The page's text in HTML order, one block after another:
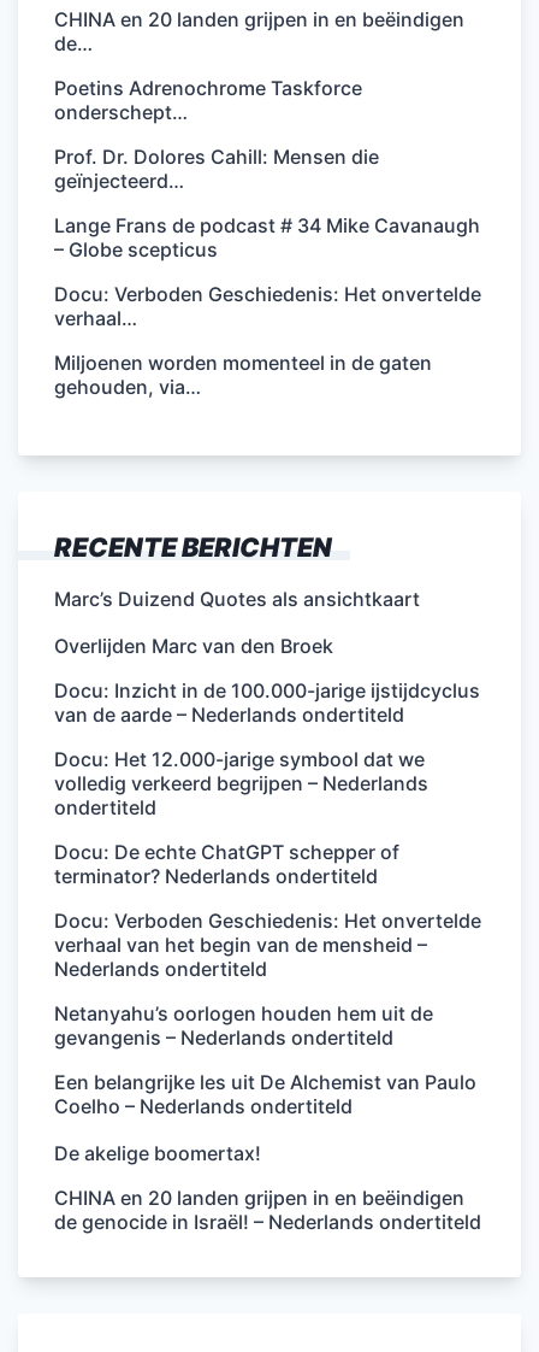
CHINA en 20 landen grijpen in en beëindigen
de…
Poetins Adrenochrome Taskforce
onderschept…
Prof. Dr. Dolores Cahill: Mensen die
geïnjecteerd…
Lange Frans de podcast # 34 Mike Cavanaugh
– Globe scepticus
Docu: Verboden Geschiedenis: Het onvertelde
verhaal…
Miljoenen worden momenteel in de gaten
gehouden, via…
RECENTE BERICHTEN
Marc’s Duizend Quotes als ansichtkaart
Overlijden Marc van den Broek
Docu: Inzicht in de 100.000-jarige ijstijdcyclus
van de aarde – Nederlands ondertiteld
Docu: Het 12.000-jarige symbool dat we
volledig verkeerd begrijpen – Nederlands
ondertiteld
Docu: De echte ChatGPT schepper of
terminator? Nederlands ondertiteld
Docu: Verboden Geschiedenis: Het onvertelde
verhaal van het begin van de mensheid –
Nederlands ondertiteld
Netanyahu’s oorlogen houden hem uit de
gevangenis – Nederlands ondertiteld
Een belangrijke les uit De Alchemist van Paulo
Coelho – Nederlands ondertiteld
De akelige boomertax!
CHINA en 20 landen grijpen in en beëindigen
de genocide in Israël! – Nederlands ondertiteld